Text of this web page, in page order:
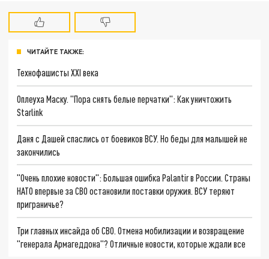
ЧИТАЙТЕ ТАКЖЕ:
Технофашисты XXI века
Оплеуха Маску. "Пора снять белые перчатки": Как уничтожить
Starlink
Даня с Дашей спаслись от боевиков ВСУ. Но беды для малышей не
закончились
"Очень плохие новости": Большая ошибка Palantir в России. Страны
НАТО впервые за СВО остановили поставки оружия. ВСУ теряют
приграничье?
Три главных инсайда об СВО. Отмена мобилизации и возвращение
"генерала Армагеддона"? Отличные новости, которые ждали все